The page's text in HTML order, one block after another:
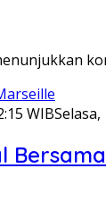
WIB